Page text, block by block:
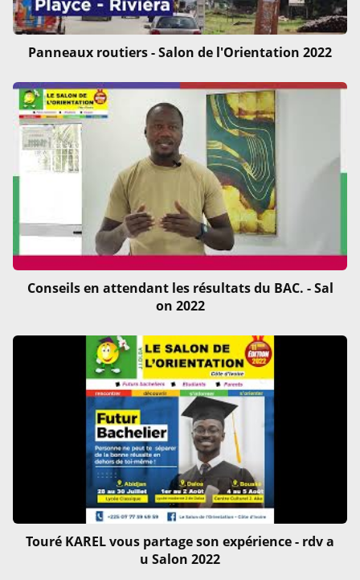
Panneaux routiers - Salon de l'Orientation 2022
Conseils en attendant les résultats du BAC. - Sal
on 2022
Touré KAREL vous partage son expérience - rdv a
u Salon 2022